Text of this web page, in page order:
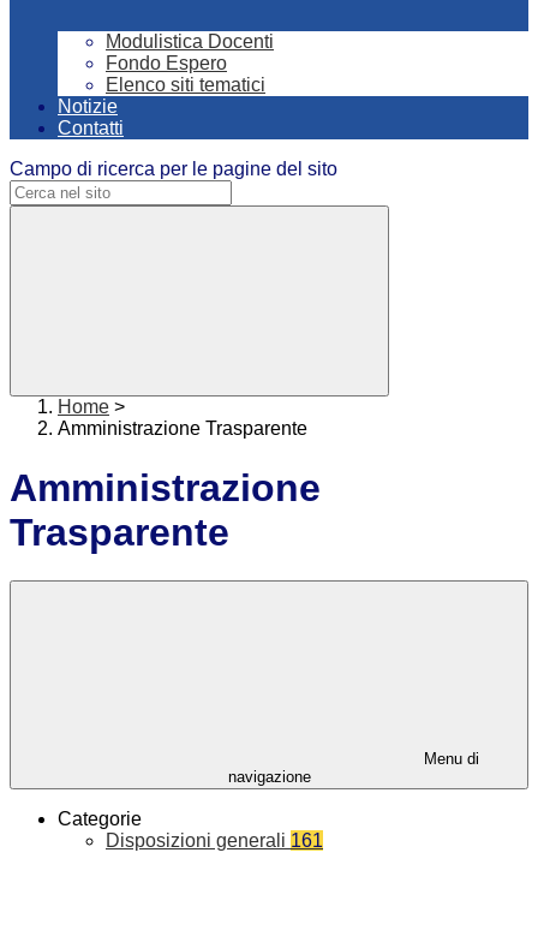
Modulistica Docenti
Fondo Espero
Elenco siti tematici
Notizie
Contatti
Campo di ricerca per le pagine del sito
Home >
Amministrazione Trasparente
Amministrazione
Trasparente
Menu di
navigazione
Categorie
Disposizioni generali 161